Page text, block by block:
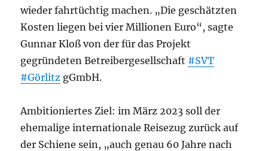
wieder fahrtüchtig machen. „Die geschätzten
Kosten liegen bei vier Millionen Euro“, sagte
Gunnar Kloß von der für das Projekt
gegründeten Betreibergesellschaft #SVT
#Görlitz gGmbH.
Ambitioniertes Ziel: im März 2023 soll der
ehemalige internationale Reisezug zurück auf
der Schiene sein, „auch genau 60 Jahre nach